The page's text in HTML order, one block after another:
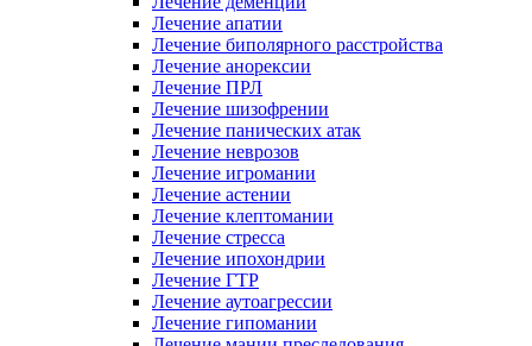
Лечение апатии
Лечение биполярного расстройства
Лечение анорексии
Лечение ПРЛ
Лечение шизофрении
Лечение панических атак
Лечение неврозов
Лечение игромании
Лечение астении
Лечение клептомании
Лечение стресса
Лечение ипохондрии
Лечение ГТР
Лечение аутоагрессии
Лечение гипомании